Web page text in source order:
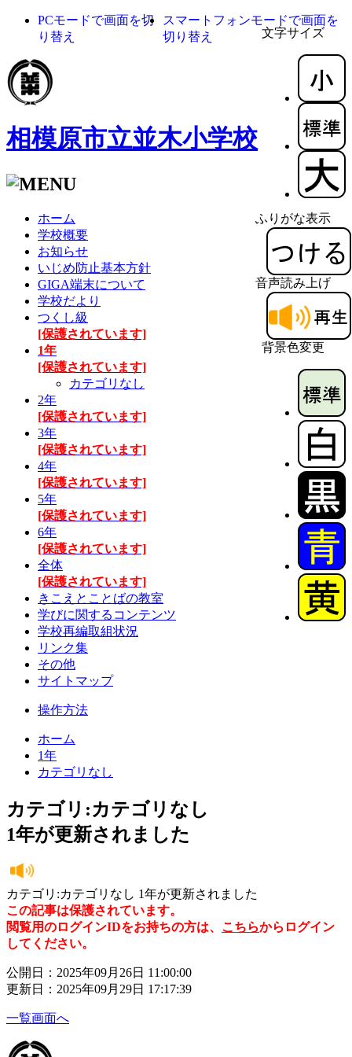
文字サイズ
ふりがな表示
音声読み上げ
背景色変更
PCモードで画面を切
り替え
スマートフォンモードで画面を
切り替え
相模原市立並木小学校
ホーム
学校概要
お知らせ
いじめ防止基本方針
GIGA端末について
学校だより
つくし級
[保護されています]
1年
[保護されています]
カテゴリなし
2年
[保護されています]
3年
[保護されています]
4年
[保護されています]
5年
[保護されています]
6年
[保護されています]
全体
[保護されています]
きこえとことばの教室
学びに関するコンテンツ
学校再編取組状況
リンク集
その他
サイトマップ
操作方法
ホーム
1年
カテゴリなし
カテゴリ:カテゴリなし
1年が更新されました
カテゴリ:カテゴリなし 1年が更新されました
この記事は保護されています。
閲覧用のログインIDをお持ちの方は、 こちらからログイン
してください。
公開日：2025年09月26日 11:00:00
更新日：2025年09月29日 17:17:39
一覧画面へ